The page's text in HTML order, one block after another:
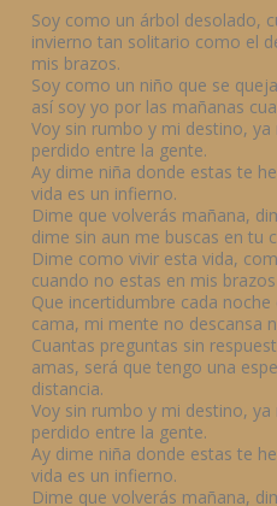
Soy como un árbol desolado,
invierno tan solitario como el
mis brazos.
Soy como un niño que se
así soy yo por las mañanas
Voy sin rumbo y mi destino,
perdido entre la gente.
Ay dime niña donde estas te
vida es un infierno.
Dime que volverás mañana,
dime sin aun me buscas en tu
Dime como vivir esta vida,
cuando no estas en mis
Que incertidumbre cada
cama, mi mente no descansa
Cuantas preguntas sin
amas, será que tengo una
distancia.
Voy sin rumbo y mi destino,
perdido entre la gente.
Ay dime niña donde estas te
vida es un infierno.
Dime que volverás mañana,